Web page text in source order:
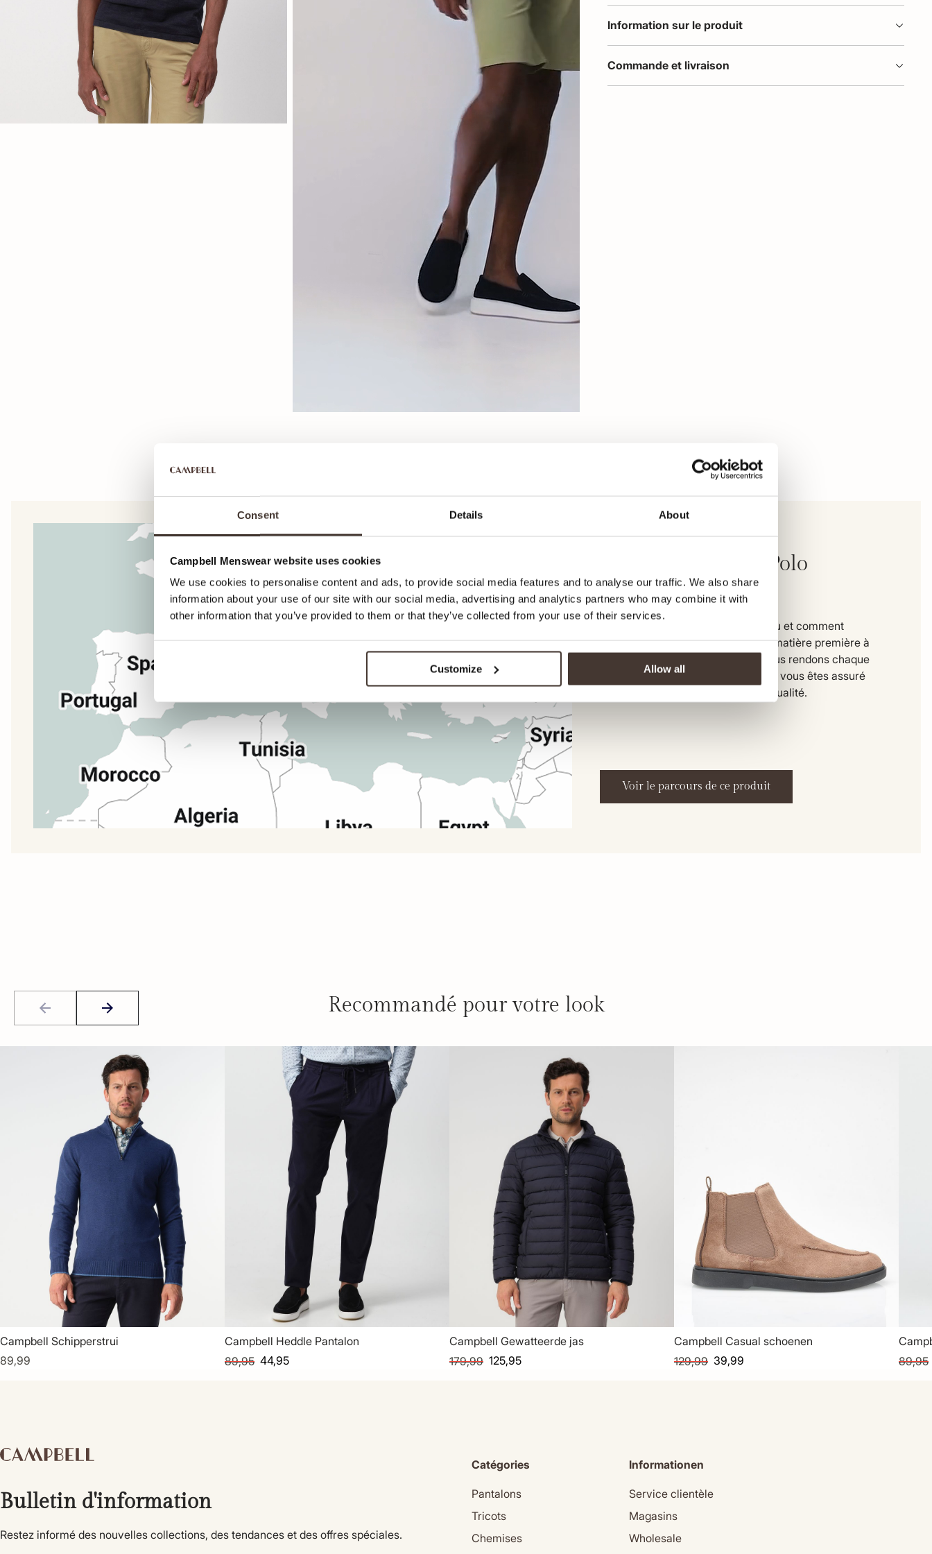
Consent Details About
Campbell Menswear website uses cookies
We use cookies to personalise content and ads, to provide social media features and to analyse our traffic. We also share
information about your use of our site with our social media, advertising and analytics partners who may combine it with
other information that you’ve provided to them or that they’ve collected from your use of their services.
Customize Allow all
Information sur le produit
Commande et livraison
Campbell Nelson Polo
manches courtes
Ici, vous pouvez voir exactement où et comment
votre vêtement est fabriqué. De la matière première à
la livraison dans notre entrepôt, nous rendons chaque
étape transparente. De cette façon, vous êtes assuré
d'un produit équitable et de haute qualité.
Voir le parcours de ce produit
Recommandé pour votre look
Campbell Schipperstrui
89,99
Campbell Heddle Pantalon
89,95 44,95
Campbell Gewatteerde jas
179,99 125,95
Campbell Casual schoenen
129,99 39,99
89,95
Bulletin d'information
Restez informé des nouvelles collections, des tendances et des offres spéciales.
Catégories
Pantalons
Tricots
Chemises
Informationen
Service clientèle
Magasins
Wholesale